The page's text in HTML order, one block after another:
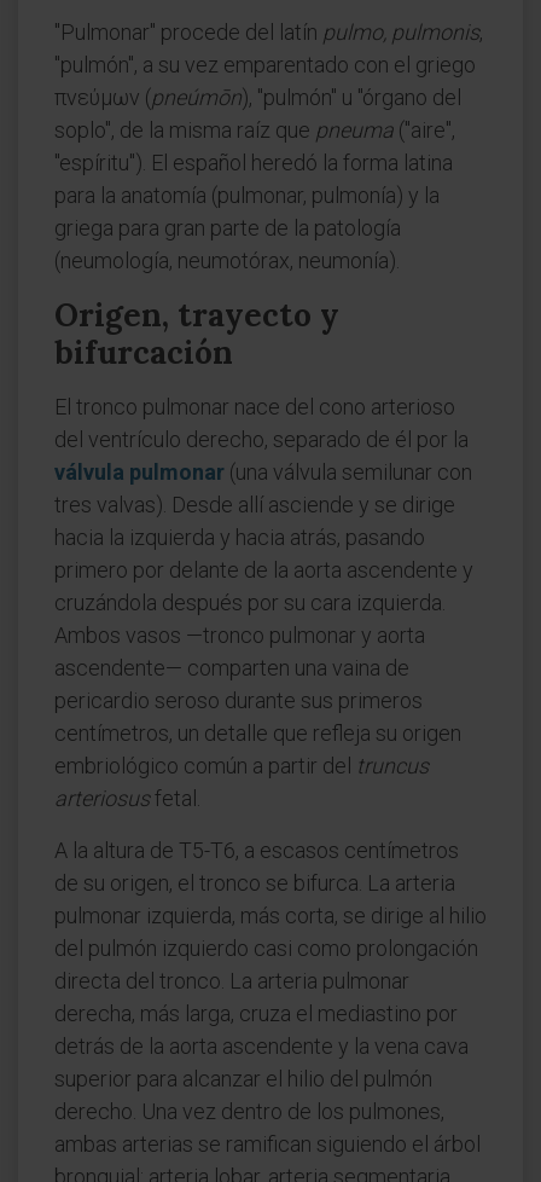
"Pulmonar" procede del latín pulmo, pulmonis,
"pulmón", a su vez emparentado con el griego
πνεύμων (pneúmōn), "pulmón" u "órgano del
soplo", de la misma raíz que pneuma ("aire",
"espíritu"). El español heredó la forma latina
para la anatomía (pulmonar, pulmonía) y la
griega para gran parte de la patología
(neumología, neumotórax, neumonía).
Origen, trayecto y
bifurcación
El tronco pulmonar nace del cono arterioso
del ventrículo derecho, separado de él por la
válvula pulmonar (una válvula semilunar con
tres valvas). Desde allí asciende y se dirige
hacia la izquierda y hacia atrás, pasando
primero por delante de la aorta ascendente y
cruzándola después por su cara izquierda.
Ambos vasos —tronco pulmonar y aorta
ascendente— comparten una vaina de
pericardio seroso durante sus primeros
centímetros, un detalle que refleja su origen
embriológico común a partir del truncus
arteriosusfetal.
A la altura de T5-T6, a escasos centímetros
de su origen, el tronco se bifurca. La arteria
pulmonar izquierda, más corta, se dirige al hilio
del pulmón izquierdo casi como prolongación
directa del tronco. La arteria pulmonar
derecha, más larga, cruza el mediastino por
detrás de la aorta ascendente y la vena cava
superior para alcanzar el hilio del pulmón
derecho. Una vez dentro de los pulmones,
ambas arterias se ramifican siguiendo el árbol
bronquial: arteria lobar, arteria segmentaria,